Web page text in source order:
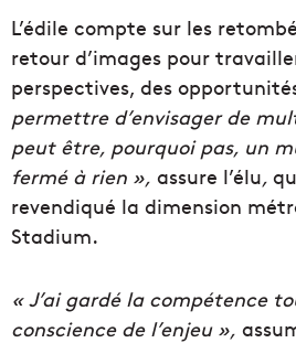
L’édile compte sur les
retour d’images pour
perspectives, des
permettre d’envisager de
peut être, pourquoi pas, un
fermé à rien », assure l’élu,
revendiqué la dimension
Stadium.
« J’ai gardé la compétence
conscience de l’enjeu »,